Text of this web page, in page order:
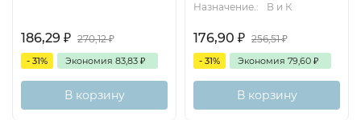
186,29 ₽ 270,12₽
- 31% Экономия 83,83 ₽
В корзину
Назначение.:
В и К
176,90 ₽ 256,51₽
- 31% Экономия 79,60 ₽
В корзину